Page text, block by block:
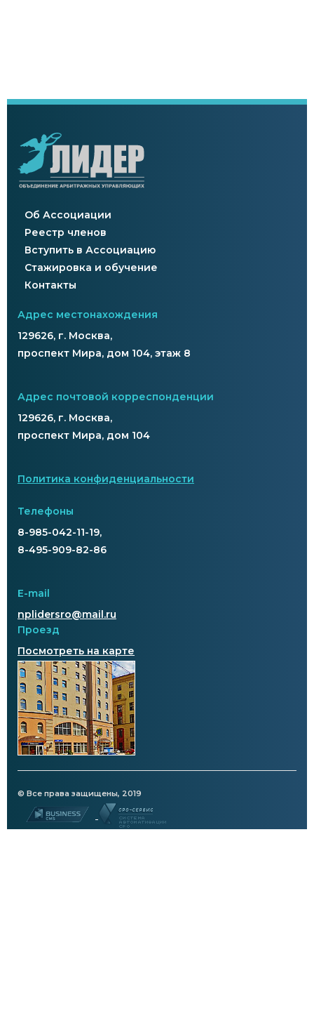
Об Ассоциации
Реестр членов
Вступить в Ассоциацию
Стажировка и обучение
Контакты
Адрес местонахождения
129626, г. Москва,
проспект Мира, дом 104, этаж 8
Адрес почтовой корреспонденции
129626, г. Москва,
проспект Мира, дом 104
Политика конфиденциальности
Телефоны
8-985-042-11-19,
8-495-909-82-86
E-mail
nplidersro@mail.ru
Проезд
Посмотреть на карте
© Все права защищены, 2019